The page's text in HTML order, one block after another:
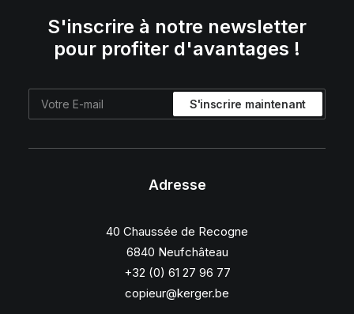
S'inscrire à notre newsletter
pour profiter d'avantages !
Adresse
40 Chaussée de Recogne
6840 Neufchâteau
+32 (0) 61 27 96 77
copieur@kerger.be